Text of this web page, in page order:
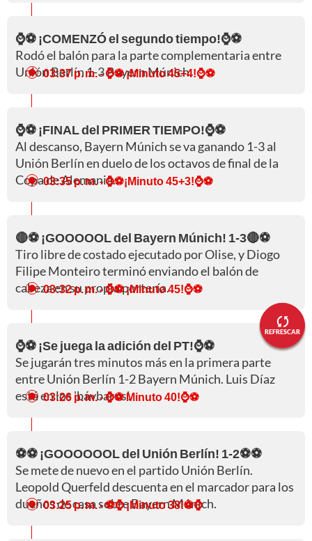
REFRESCAR
⌚⚽ ¡COMENZÓ el segundo tiempo!⌚⚽
Rodó el balón para la parte complementaria entre
Unión Berlín 1-3 Bayern Múnich.
03:37 p. m.- ⌚⚽ ¡Minuto 45+4!⌚⚽
⌚⚽ ¡FINAL del PRIMER TIEMPO!⌚⚽
Al descanso, Bayern Múnich se va ganando 1-3 al
Unión Berlín en duelo de los octavos de final de la
Copa de Alemania.
03:35 p. m.- ⌚⚽¡Minuto 45+3!⌚⚽
🔴⚽ ¡GOOOOOL del Bayern Múnich! 1-3🔴⚽
Tiro libre de costado ejecutado por Olise, y Diogo
Filipe Monteiro terminó enviando el balón de
cabeza en su propia portería.
03:32 p. m.- ⌚⚽ ¡Minuto 45!⌚⚽
⌚⚽ ¡Se juega la adición del PT!⌚⚽
Se jugarán tres minutos más en la primera parte
entre Unión Berlín 1-2 Bayern Múnich. Luis Díaz
está en los 'bávbaros'.
03:26 p. m.- ⌚⚽ Minuto 40!⌚⚽
⚽⚽ ¡GOOOOOOL del Unión Berlín! 1-2⚽⚽
Se mete de nuevo en el partido Unión Berlín.
Leopold Querfeld descuenta en el marcador para los
dueños de casa sobre Bayern Múnich.
03:25 p. m.- ⚽⌚ ¡Minuto 38!⚽⌚